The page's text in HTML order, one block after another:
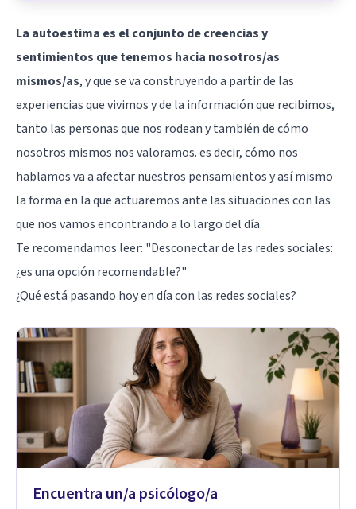
La autoestima es el conjunto de creencias y
sentimientos que tenemos hacia nosotros/as
mismos/as, y que se va construyendo a partir de las
experiencias que vivimos y de la información que recibimos,
tanto las personas que nos rodean y también de cómo
nosotros mismos nos valoramos. es decir, cómo nos
hablamos va a afectar nuestros pensamientos y así mismo
la forma en la que actuaremos ante las situaciones con las
que nos vamos encontrando a lo largo del día.
Te recomendamos leer: "Desconectar de las redes sociales:
¿es una opción recomendable?"
¿Qué está pasando hoy en día con las redes sociales?
Encuentra un/a psicólogo/a